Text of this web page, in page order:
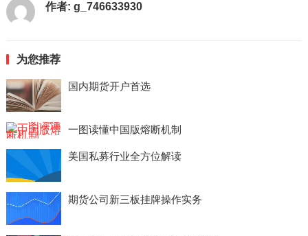
作者: g_746633930
为您推荐
国内期货开户首选
一图读懂中国版熔断机制
美国私募行业全方位解读
期货公司新三板挂牌操作实务